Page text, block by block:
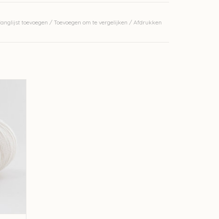
toevoegen / Toevoegen om te vergelijken / Afdrukken